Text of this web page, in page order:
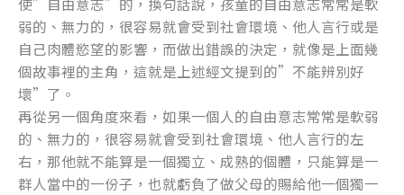
使”自由意志”的，換句話說，孩童的自由意志常常是軟
弱的、無力的，很容易就會受到社會環境、他人言行或是
自己肉體慾望的影響，而做出錯誤的決定，就像是上面幾
個故事裡的主角，這就是上述經文提到的”不能辨別好
壞”了。
再從另一個角度來看，如果一個人的自由意志常常是軟弱
的、無力的，很容易就會受到社會環境、他人言行的左
右，那他就不能算是一個獨立、成熟的個體，只能算是一
群人當中的一份子，也就虧負了做父母的賜給他一個獨一